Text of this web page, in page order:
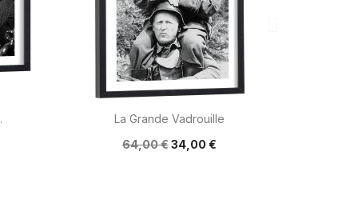
Aperçu rapide
La Grande Vadrouille
64,00 €34,00 €